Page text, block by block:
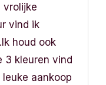
vrolijke
vind ik
houd ook
3 kleuren vind
aankoop